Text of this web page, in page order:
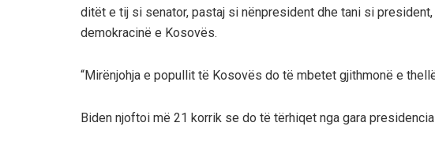
ditët e tij si senator, pastaj si nënpresident dhe tani si
demokracinë e Kosovës.
“Mirënjohja e popullit të Kosovës do të mbetet gjithmonë e
Biden njoftoi më 21 korrik se do të tërhiqet nga gara